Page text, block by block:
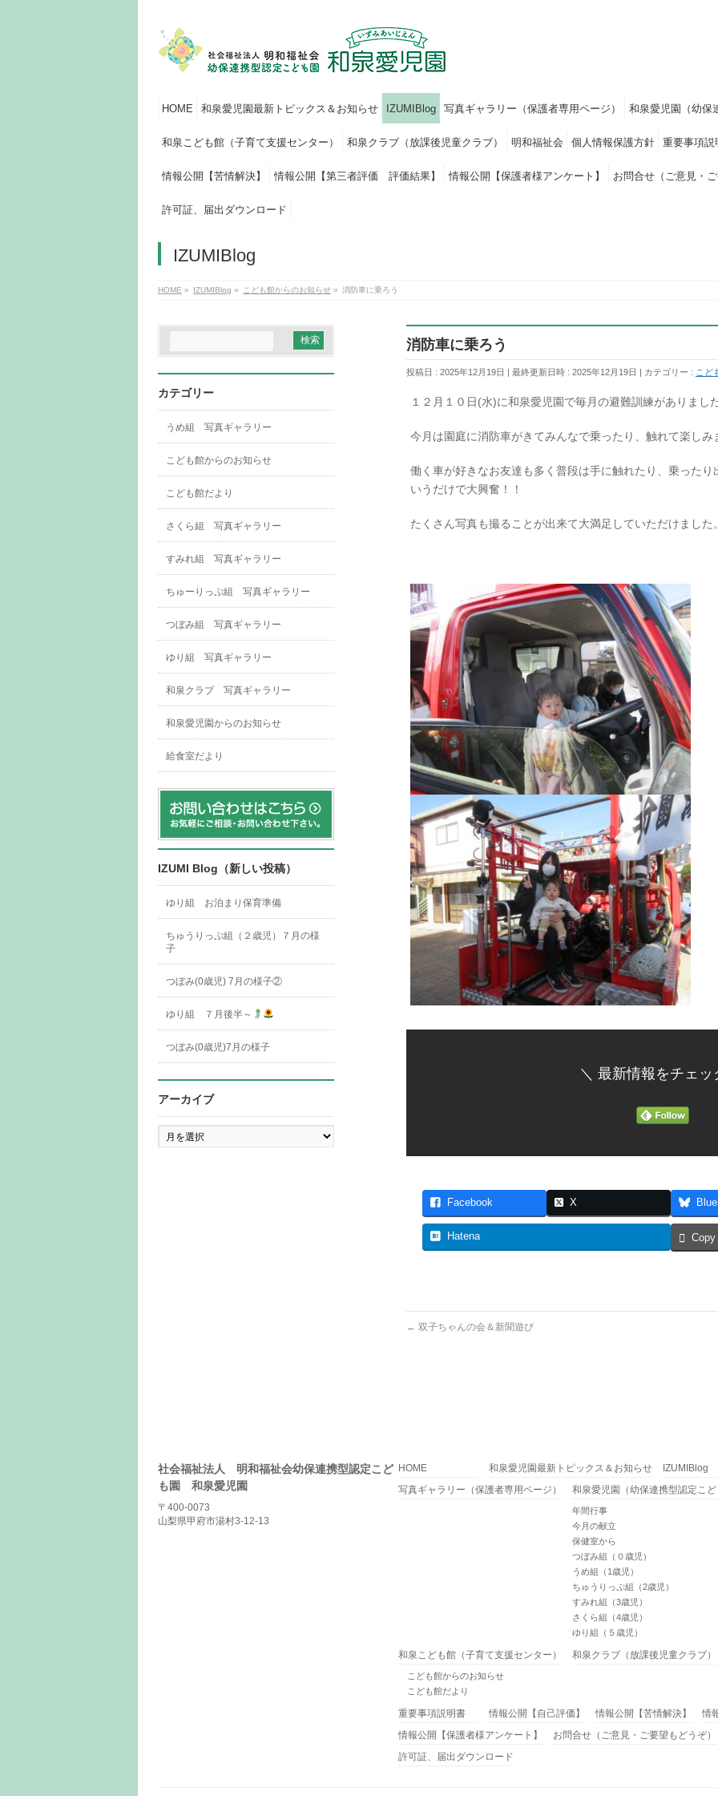
HOME 和泉愛児園最新トピックス＆お知らせ IZUMIBlog 写真ギャラリー（保護者専用ページ） 和泉愛児園（幼保
和泉こども館（子育て支援センター） 和泉クラブ（放課後児童クラブ） 明和福祉会 個人情報保護方針 重要事項説
情報公開【苦情解決】 情報公開【第三者評価 評価結果】 情報公開【保護者様アンケート】 お問合せ（ご意見・
許可証、届出ダウンロード
IZUMIBlog
HOME » IZUMIBlog » こども館からのお知らせ » 消防車に乗ろう
消防車に乗ろう
投稿日 : 2025年12月19日 最終更新日時 : 2025年12月19日 カテゴリー : こど
１２月１０日(水)に和泉愛児園で毎月の避難訓練がありまし
今月は園庭に消防車がきてみんなで乗ったり、触れて楽しみ
働く車が好きなお友達も多く普段は手に触れたり、乗った
いうだけで大興奮！！
たくさん写真も撮ることが出来て大満足していただけました
＼ 最新情報をチェッ
Facebook X
Hatena Copy
← 双子ちゃんの会＆新聞遊び
カテゴリー
うめ組 写真ギャラリー
こども館からのお知らせ
こども館だより
さくら組 写真ギャラリー
すみれ組 写真ギャラリー
ちゅーりっぷ組 写真ギャラリー
つぼみ組 写真ギャラリー
ゆり組 写真ギャラリー
和泉クラブ 写真ギャラリー
和泉愛児園からのお知らせ
給食室だより
IZUMI Blog（新しい投稿）
ゆり組 お泊まり保育準備
ちゅうりっぷ組（２歳児）７月の様
子
つぼみ(0歳児) 7月の様子②
ゆり組 ７月後半～
つぼみ(0歳児)7月の様子
アーカイブ
ア
ー
社会福祉法人 明和福祉会幼保連携型認定こど
も園 和泉愛児園
〒400-0073
山梨県甲府市湯村3-12-13
HOME 和泉愛児園最新トピックス＆お知らせ
IZUMIBlog
写真ギャラリー（保護者専用ページ）
和泉愛児園（幼保連携型認定こ
年間行事
今月の献立
保健室から
つぼみ組（０歳児）
うめ組（1歳児）
ちゅうりっぷ組（2歳児）
すみれ組（3歳児）
さくら組（4歳児）
ゆり組（５歳児）
和泉こども館（子育て支援センター）
こども館からのお知らせ
こども館だより
和泉クラブ（放課後児童クラブ）
重要事項説明書 情報公開【自己評価】 情報公開【苦情解決】
情
情報公開【保護者様アンケート】
お問合せ（ご意見・ご要望もどうぞ）
許可証、届出ダウンロード